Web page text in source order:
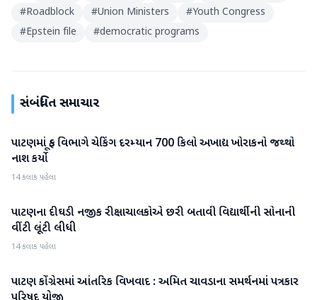
#Roadblock #Union Ministers #Youth Congress
#Epstein file #democratic programs
સંબંધિત સમાચાર
પાટણ
પાટણમાં ફૂડ વિભાગે ચેકિંગ દરમ્યાન 700 કિલો અખાદ્ય ખોરાકનો જથ્થો
નાશ કર્યો
14 કલાક પહેલા
પાટણ
પાટણના દીઘડી નજીક રીક્ષાચાલકોએ છરી બતાવી વિદ્યાર્થીની સોનાની
વીંટી લૂંટી લીધી
14 કલાક પહેલા
પાટણ
પાટણ કોંગ્રેસમાં આંતરિક વિખવાદ : અમિત ચાવડાના સમર્થનમાં પત્રકાર